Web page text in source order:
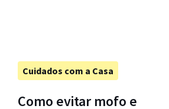
Cuidados com a Casa
Como evitar mofo e